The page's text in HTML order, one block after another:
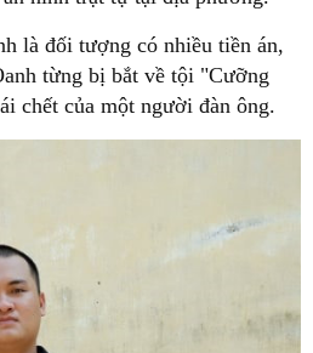
là đối tượng có nhiều tiền án,
từng bị bắt về tội "Cưỡng
chết của một người đàn ông.